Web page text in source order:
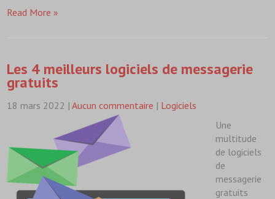
Read More »
Les 4 meilleurs logiciels de messagerie
gratuits
18 mars 2022 |Aucun commentaire | Logiciels
Une
multitude
de logiciels
de
messagerie
gratuits